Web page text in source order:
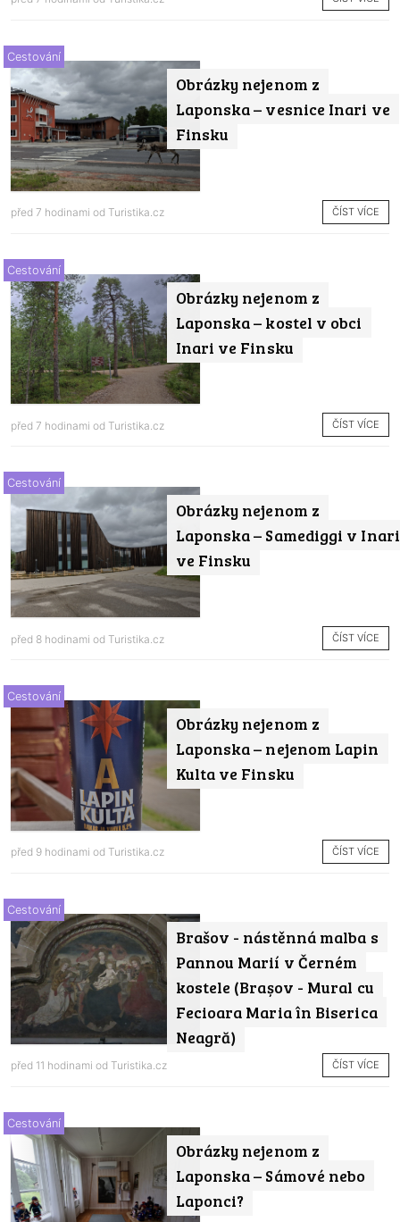
Obrázky nejenom z
Laponska – vesnice Inari ve
Finsku
Cestování
před 7 hodinami od Turistika.cz ČÍST VÍCE
Obrázky nejenom z
Laponska – kostel v obci
Inari ve Finsku
Cestování
před 7 hodinami od Turistika.cz ČÍST VÍCE
Obrázky nejenom z
Laponska – Samediggi v Inari
ve Finsku
Cestování
před 8 hodinami od Turistika.cz ČÍST VÍCE
Obrázky nejenom z
Laponska – nejenom Lapin
Kulta ve Finsku
Cestování
před 9 hodinami od Turistika.cz ČÍST VÍCE
Brašov - nástěnná malba s
Pannou Marií v Černém
kostele (Brașov - Mural cu
Fecioara Maria în Biserica
Neagră)
Cestování
před 11 hodinami od Turistika.cz ČÍST VÍCE
Obrázky nejenom z
Laponska – Sámové nebo
Laponci?
Cestování